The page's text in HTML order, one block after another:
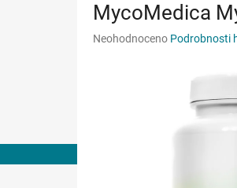
MycoMedica
Průměrné
Neohodnoceno Podrobnosti